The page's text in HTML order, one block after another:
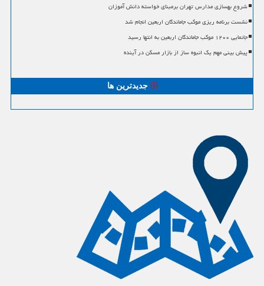
شروع بهسازی مدارس تهران برمبنای خواسته دانش آموزان
نشست برنامه ریزی موکب جاماندگان اربعین انجام شد
جانمایی ۱۲۰۰ موکب جاماندگان اربعین به انتها رسید
پیش بینی مهم یک انبوه ساز از بازار مسکن در آینده
جدیدترین ها